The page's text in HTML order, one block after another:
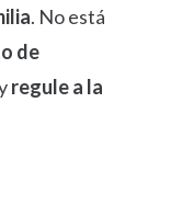
. No está
de
regule a la